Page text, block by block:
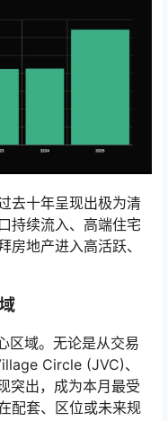
去十年呈现出极为清
持续流入、高端住宅
房地产进入高活跃、
区域。无论是从交易
Circle (JVC)、
突出，成为本月最受
配套、区位或未来规